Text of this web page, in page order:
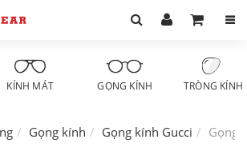
KÍNH MÁT GỌNG KÍNH TRÒNG KÍNH
Gọng kính Gọng kính Gucci Gọng